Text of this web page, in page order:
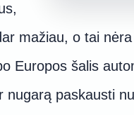
mažiau, o tai
Europos šalis
paskausti